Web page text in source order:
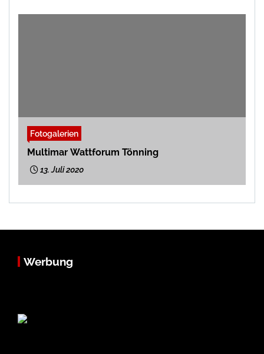
Fotogalerien
Multimar Wattforum Tönning
13. Juli 2020
Werbung